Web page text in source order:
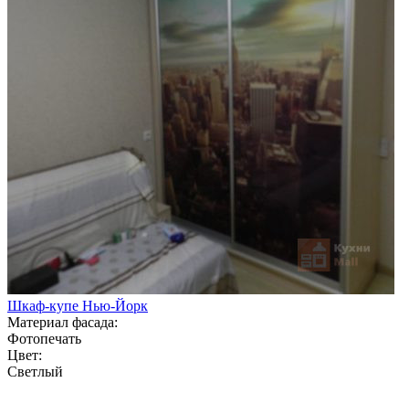
Шкаф-купе Нью-Йорк
Материал фасада:
Фотопечать
Цвет:
Светлый